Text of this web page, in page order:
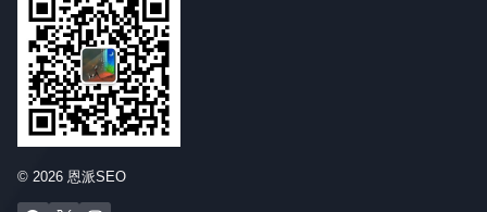
© 2026 恩派SEO